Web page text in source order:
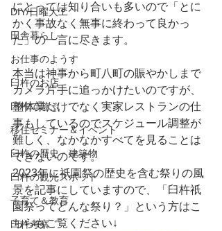
DIY/日曜大工
田舎暮らし
お仕事のようす
臼杵のお店
臼杵で遊ぶ
移住セミナー＆イベント
臼杵の歴史・建築物
臼杵の観光スポット
子育て＆教育
臼杵考察
にとっては知り合いも多いので「とに
かく事故なく無事に終わって良かっ
た」の一言に尽きます。
本当は神事から町八町の賑やかしまで
カメラ片手に追っかけたいのですが、
整体業だけでなく実家レストランの仕
事もしているのでスケジュール調整が
難しく、なかなかすべてを見ることは
できないのです。
2023年に祇園祭の歴史を含む祭りの風
景を記事にしていますので、「臼杵祇
園祭ってどんな祭り？」という方はこ
ちらもご覧ください↓